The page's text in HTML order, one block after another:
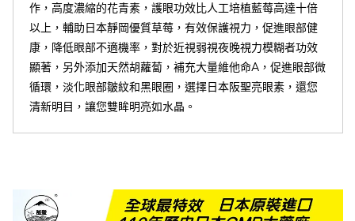
作，高度濃縮的花青素，護眼功效比人工培植藍莓高達十倍
以上，輔助日本靜岡優質草莓，有效保護視力，促進眼部健
康，降低眼部不適機率，對於近視弱視夜晚視力模糊者功效
顯著，另外添加天然胡蘿蔔，補充大量維他命A，促進眼部微
循環，淡化眼部皺紋和黑眼圈，選擇日本阪聖亮眼素，還您
清新明目，讓您雙眸明亮如水晶。